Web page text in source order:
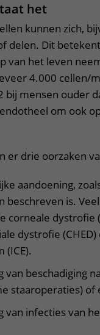
het
kunnen zich,
delen. Dit
van het leven
4.000 cellen/
bij mensen ouder
om ook
er drie oorzaken
aandoening,
beschreven is.
corneale dystrofie
dystrofie
(ICE).
van beschadiging
staaroperaties) of
van infecties van